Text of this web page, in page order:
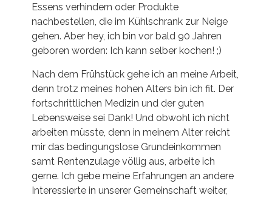
Essens verhindern oder Produkte
nachbestellen, die im Kühlschrank zur Neige
gehen. Aber hey, ich bin vor bald 90 Jahren
geboren worden: Ich kann selber kochen! ;)
Nach dem Frühstück gehe ich an meine Arbeit,
denn trotz meines hohen Alters bin ich fit. Der
fortschrittlichen Medizin und der guten
Lebensweise sei Dank! Und obwohl ich nicht
arbeiten müsste, denn in meinem Alter reicht
mir das bedingungslose Grundeinkommen
samt Rentenzulage völlig aus, arbeite ich
gerne. Ich gebe meine Erfahrungen an andere
Interessierte in unserer Gemeinschaft weiter,